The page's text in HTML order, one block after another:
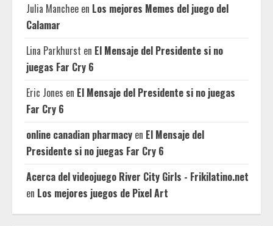
Julia Manchee en Los mejores Memes del juego del
Calamar
Lina Parkhurst en El Mensaje del Presidente si no
juegas Far Cry 6
Eric Jones en El Mensaje del Presidente si no juegas
Far Cry 6
online canadian pharmacy en El Mensaje del
Presidente si no juegas Far Cry 6
Acerca del videojuego River City Girls - Frikilatino.net
en Los mejores juegos de Pixel Art